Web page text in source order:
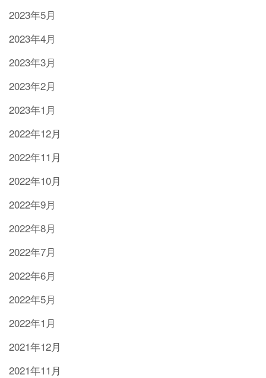
2023年5月
2023年4月
2023年3月
2023年2月
2023年1月
2022年12月
2022年11月
2022年10月
2022年9月
2022年8月
2022年7月
2022年6月
2022年5月
2022年1月
2021年12月
2021年11月